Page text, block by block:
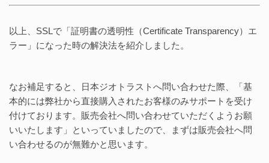
以上、SSLで「証明書の透明性（Certificate Transparency）エ
ラー」になった時の解決法を紹介しました。
なお補足すると、日本ジオトラストへ問い合わせた際、「基
本的には弊社から直接購入されたお客様のみサポートを受け
付けております。販売会社へ問い合わせていただくようお願
いいたします」といっていましたので、まずは販売会社へ問
い合わせるのが無難かと思います。